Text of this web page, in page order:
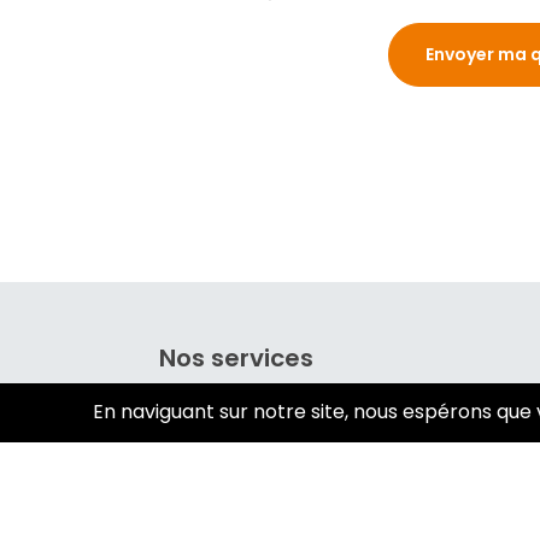
Nos services
Qui sommes-nous ?
Rejoignez-nous !
Mentions
En naviguant sur notre site, nous espérons